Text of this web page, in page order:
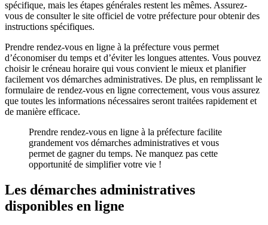
spécifique, mais les étapes générales restent les mêmes. Assurez-
vous de consulter le site officiel de votre préfecture pour obtenir des
instructions spécifiques.
Prendre rendez-vous en ligne à la préfecture vous permet
d’économiser du temps et d’éviter les longues attentes. Vous pouvez
choisir le créneau horaire qui vous convient le mieux et planifier
facilement vos démarches administratives. De plus, en remplissant le
formulaire de rendez-vous en ligne correctement, vous vous assurez
que toutes les informations nécessaires seront traitées rapidement et
de manière efficace.
Prendre rendez-vous en ligne à la préfecture facilite
grandement vos démarches administratives et vous
permet de gagner du temps. Ne manquez pas cette
opportunité de simplifier votre vie !
Les démarches administratives
disponibles en ligne